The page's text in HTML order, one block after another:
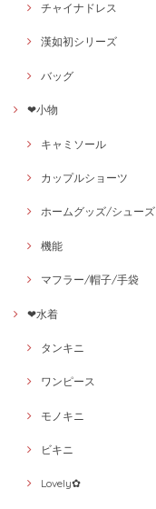
チャイナドレス
漢如初シリーズ
バッグ
❤小物
キャミソール
カップルショーツ
ホームグッズ/シューズ
機能
マフラー/帽子/手袋
❤水着
タンキニ
ワンピース
モノキニ
ビキニ
Lovely✿